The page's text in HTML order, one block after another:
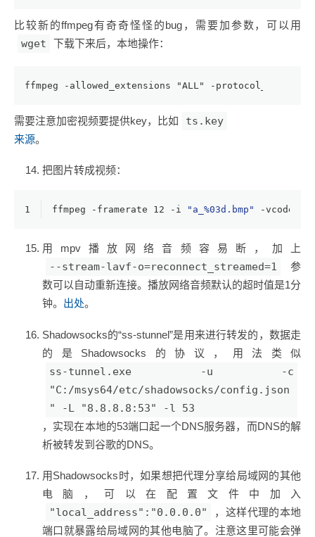
比较新的ffmpeg有奇奇怪怪的bug，需要加参数，可以用
wget 下载下来后，本地操作：
ffmpeg -allowed_extensions "ALL" -
需要注意加密视频要提供key，比如 ts.key
来源。
把图片转成视频：
1 ffmpeg -framerate 12 -i "a_%03d.bmp" -vcodec
用mpv播放网络音频容易断，加上
--stream-lavf-o=reconnect_streamed=1
参
数可以自动重新连接。播放网络音频默认的超时值是1分
钟。 出处。
Shadowsocks的“ss-stunnel”是用来进行转发的，数据走
的是Shadowsocks的协议，用法类似
ss-tunnel.exe -u -c
"C:/msys64/etc/shadowsocks/config.json
" -L "8.8.8.8:53" -l 53
，实现在本地的53端口起一个DNS服务器，而DNS的解
析被转发到谷歌的DNS。
用Shadowsocks时，如果想把代理分享给局域网的其他
电脑，可以在配置文件中加入
"local_address":"0.0.0.0"
，这样代理的本地
端口就暴露给局域网的其他电脑了。注意这里可能会弹